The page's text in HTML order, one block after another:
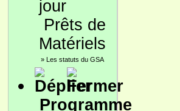
Prêts de
Matériels
» Les statuts du GSA
Programme